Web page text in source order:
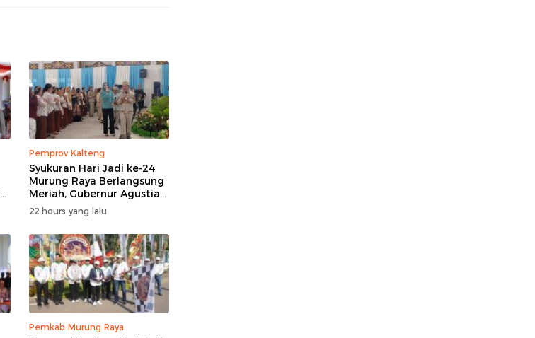
Pemprov Kalteng
Syukuran Hari Jadi ke-24
Murung Raya Berlangsung
Meriah, Gubernur Agustiar
Sabran Hibur Masyarakat
22 hours yang lalu
Pemkab Murung Raya